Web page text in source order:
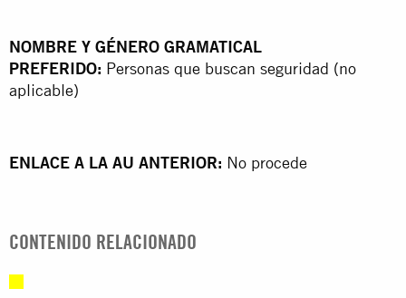
NOMBRE Y GÉNERO GRAMATICAL
PREFERIDO: Personas que buscan seguridad (no
aplicable)
ENLACE A LA AU ANTERIOR: No procede
CONTENIDO RELACIONADO